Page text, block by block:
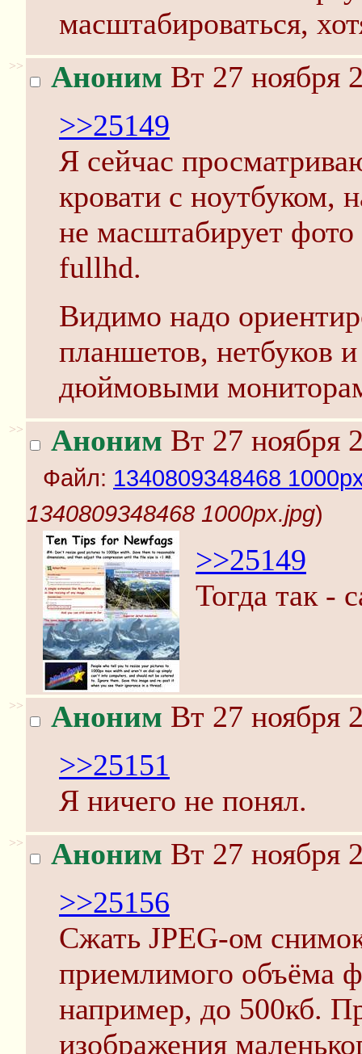
масштабироваться,
>> Аноним Вт 27 ноября
>>25149
Я сейчас
кровати с ноутбуком,
не масштабирует
fullhd.
Видимо надо
планшетов, нетбуков
дюймовыми
>> Аноним Вт 27 ноября
Файл: 1340809348468
1340809348468 1000px.jpg)
>>25149
Тогда так -
>> Аноним Вт 27 ноября
>>25151
Я ничего не понял.
>> Аноним Вт 27 ноября
>>25156
Сжать JPEG-ом
приемлимого объёма
например, до 500кб.
изображения